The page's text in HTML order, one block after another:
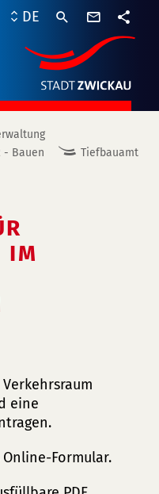
DE
- Bauen
Tiefbauamt
IM
eine
Formular.